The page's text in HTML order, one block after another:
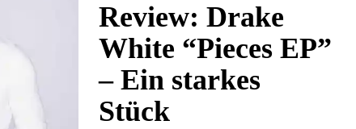
Review: Drake
White “Pieces EP”
– Ein starkes
Stück